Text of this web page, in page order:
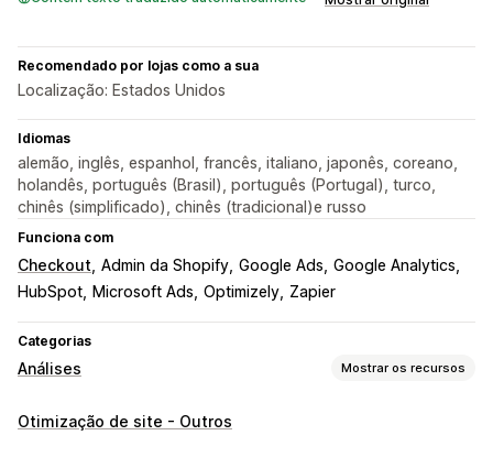
Recomendado por lojas como a sua
Localização: Estados Unidos
Idiomas
alemão, inglês, espanhol, francês, italiano, japonês, coreano,
holandês, português (Brasil), português (Portugal), turco,
chinês (simplificado), chinês (tradicional)e russo
Funciona com
Checkout Admin da Shopify Google Ads Google Analytics
HubSpot
Microsoft Ads Optimizely Zapier
Categorias
Análises Mostrar os recursos
Comportamento do cliente
Otimização de site - Outros